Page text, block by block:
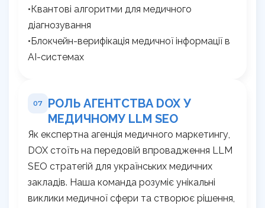
•Квантові алгоритми для медичного
діагнозування
•Блокчейн-верифікація медичної інформації в
AI-системах
07
РОЛЬ АГЕНТСТВА DOX У
МЕДИЧНОМУ LLM SEO
Як експертна агенція медичного маркетингу,
DOX стоїть на передовій впровадження LLM
SEO стратегій для українських медичних
закладів. Наша команда розуміє унікальні
виклики медичної сфери та створює рішення,